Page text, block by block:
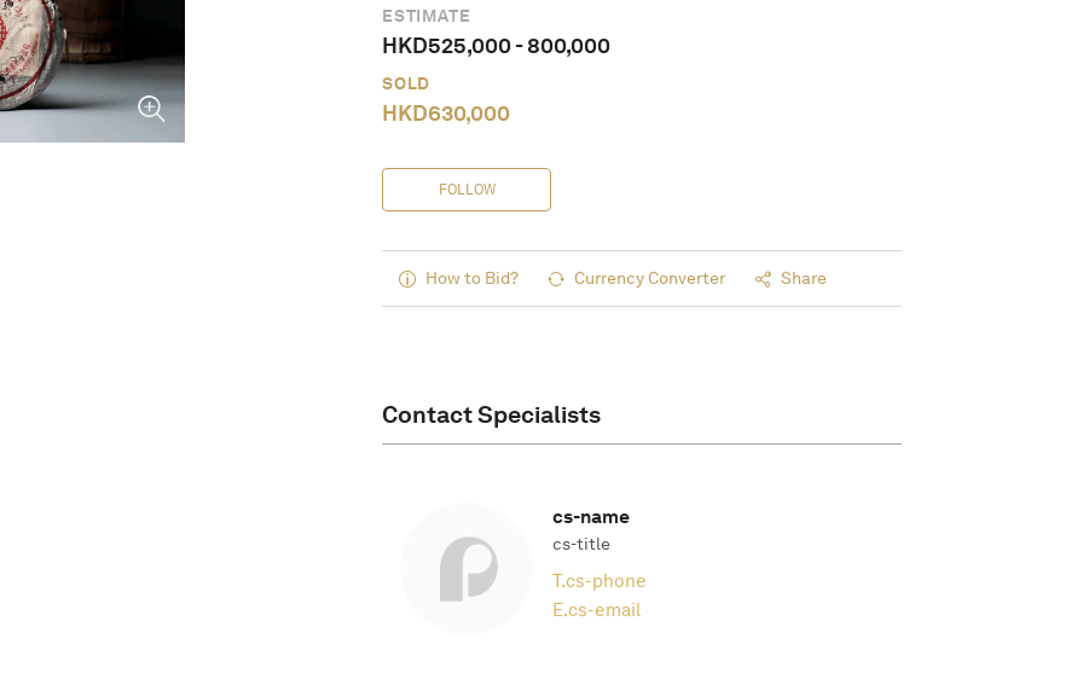
ESTIMATE
HKD525,000-800,000
SOLD
HKD630,000
FOLLOW
How to Bid? Currency Converter Share
Contact Specialists
cs-name
cs-title
T.cs-phone
E.cs-email